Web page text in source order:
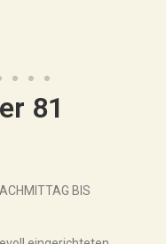
81
BIS